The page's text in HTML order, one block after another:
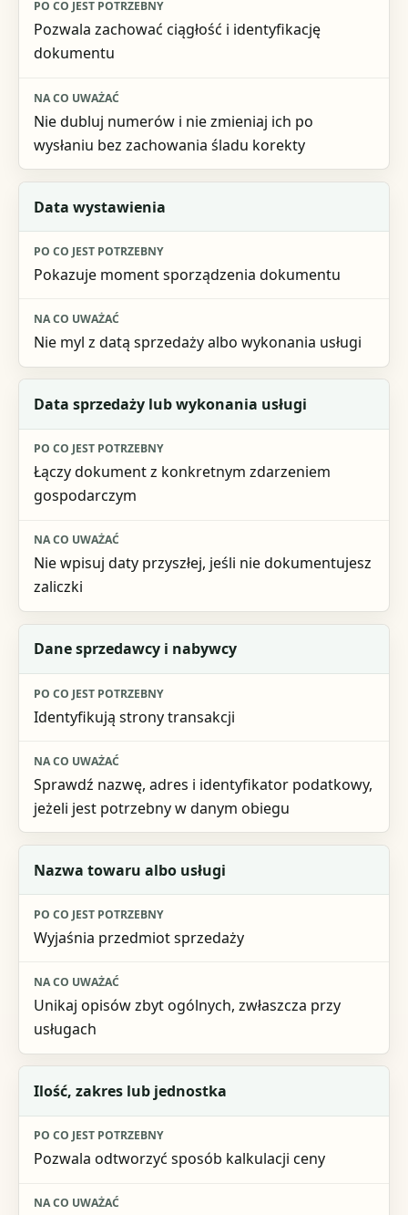
Na co uważać
Pozwala zachować ciągłość i identyfikację
dokumentu
Nie dubluj numerów i nie zmieniaj ich po
wysłaniu bez zachowania śladu korekty
Data wystawienia
Pokazuje moment sporządzenia dokumentu
Nie myl z datą sprzedaży albo wykonania usługi
Data sprzedaży lub wykonania usługi
Łączy dokument z konkretnym zdarzeniem
gospodarczym
Nie wpisuj daty przyszłej, jeśli nie dokumentujesz
zaliczki
Dane sprzedawcy i nabywcy
Identyfikują strony transakcji
Sprawdź nazwę, adres i identyfikator podatkowy,
jeżeli jest potrzebny w danym obiegu
Nazwa towaru albo usługi
Wyjaśnia przedmiot sprzedaży
Unikaj opisów zbyt ogólnych, zwłaszcza przy
usługach
Ilość, zakres lub jednostka
Pozwala odtworzyć sposób kalkulacji ceny